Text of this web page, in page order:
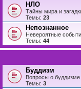
НЛО
Тайны мира и
Темы: 23
Непознанное
Невероятные
Темы: 44
Буддизм
Вопросы о буддизме
Темы: 3